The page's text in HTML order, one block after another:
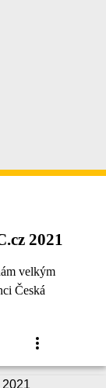
2021
velkým
Česká